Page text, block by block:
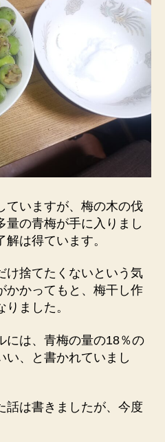
ていますが、梅の木の伐
量の青梅が手に入りまし
は得ています。
け捨てたくないという気
かかってもと、梅干し作
ました。
には、青梅の量の18％の
い、と書かれていまし
話は書きましたが、今度